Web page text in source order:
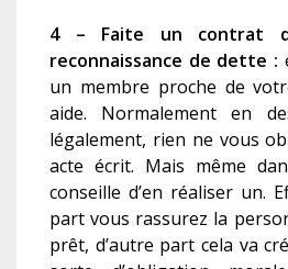
4 – Faite un contrat
reconnaissance de dette :
un membre proche de
aide. Normalement en
légalement, rien ne vous
acte écrit. Mais même
conseille d’en réaliser un.
part vous rassurez la
prêt, d’autre part cela va